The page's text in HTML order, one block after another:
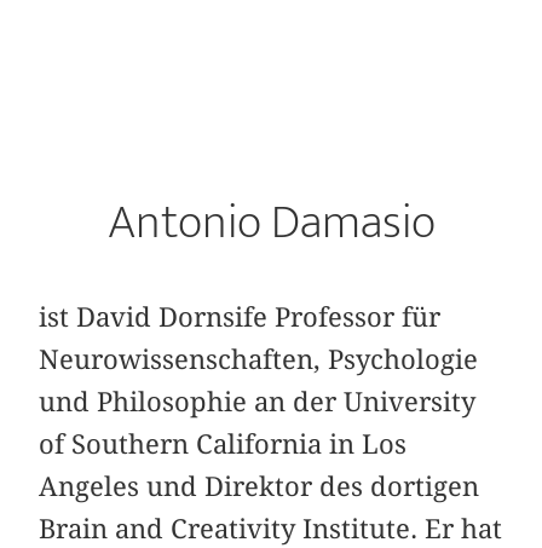
Antonio Damasio
ist David Dornsife Professor für
Neurowissenschaften, Psychologie
und Philosophie an der University
of Southern California in Los
Angeles und Direktor des dortigen
Brain and Creativity Institute. Er hat